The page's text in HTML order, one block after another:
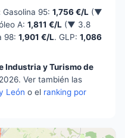
Gasolina 95: 1,756 €/L (▼
A: 1,811 €/L (▼ 3.8
98: 1,901 €/L. GLP: 1,086
Industria y Turismo de
Ver también las
León o el ranking por